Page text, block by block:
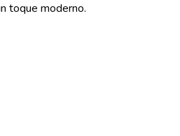
toque moderno.